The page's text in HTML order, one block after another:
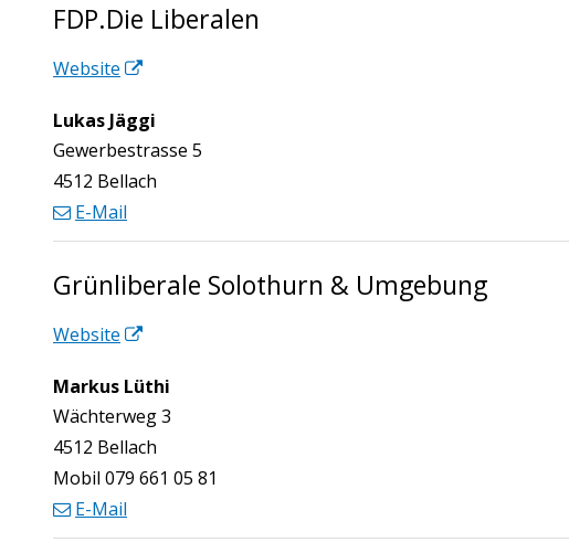
FDP.Die Liberalen
Website
Lukas Jäggi
Funktion
Gewerbestrasse 5
4512 Bellach
E-Mail
Grünliberale Solothurn & Umgebung
Website
Markus Lüthi
Funktion
Wächterweg 3
4512 Bellach
Mobil 079 661 05 81
E-Mail